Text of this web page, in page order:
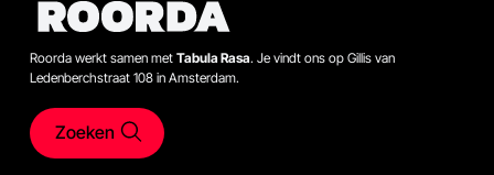
Roorda werkt samen met Tabula Rasa. Je vindt ons op Gillis van
Ledenberchstraat 108 in Amsterdam.
Zoeken